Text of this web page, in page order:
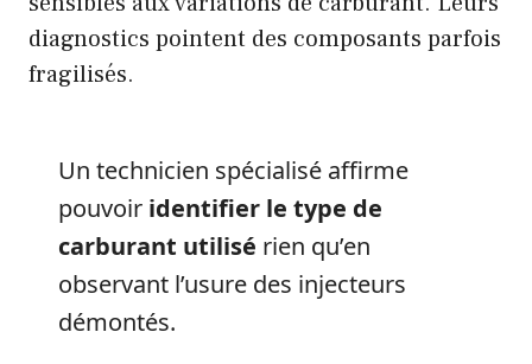
diagnostics pointent des composants parfois
fragilisés.
Un technicien spécialisé affirme
pouvoir identifier le type de
carburant utilisé rien qu’en
observant l’usure des injecteurs
démontés.